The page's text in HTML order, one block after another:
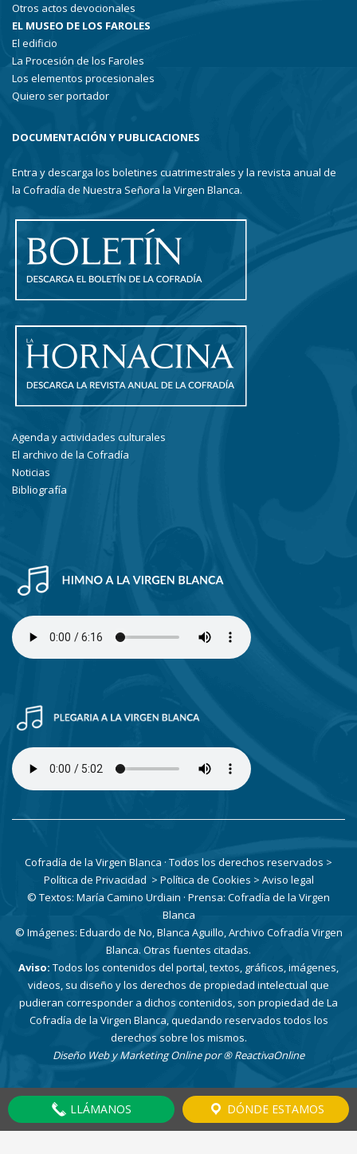
Otros actos devocionales
EL MUSEO DE LOS FAROLES
El edificio
La Procesión de los Faroles
Los elementos procesionales
Quiero ser portador
DOCUMENTACIÓN Y PUBLICACIONES
Entra y descarga los boletines cuatrimestrales y la revista anual de
la Cofradía de Nuestra Señora la Virgen Blanca.
Agenda y actividades culturales
El archivo de la Cofradía
Noticias
Bibliografía
Cofradía de la Virgen Blanca · Todos los derechos reservados >
Política de Privacidad > Política de Cookies > Aviso legal
© Textos: María Camino Urdiain · Prensa: Cofradía de la Virgen
Blanca
© Imágenes: Eduardo de No, Blanca Aguillo, Archivo Cofradía Virgen
Blanca. Otras fuentes citadas.
Aviso: Todos los contenidos del portal, textos, gráficos, imágenes,
videos, su diseño y los derechos de propiedad intelectual que
pudieran corresponder a dichos contenidos, son propiedad de La
Cofradía de la Virgen Blanca, quedando reservados todos los
derechos sobre los mismos.
Diseño Web y Marketing Online por® ReactivaOnline
LLÁMANOS DÓNDE ESTAMOS